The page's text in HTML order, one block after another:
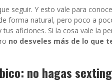
seguir. Y esto vale para
forma natural, pero poco a
aficiones. Si la cosa vale la
no desveles más de lo que
no hagas sexting